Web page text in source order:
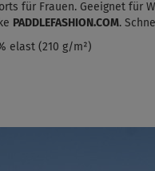
für Frauen. Geeignet für
PADDLEFASHION.COM.
elast (210 g/m²)